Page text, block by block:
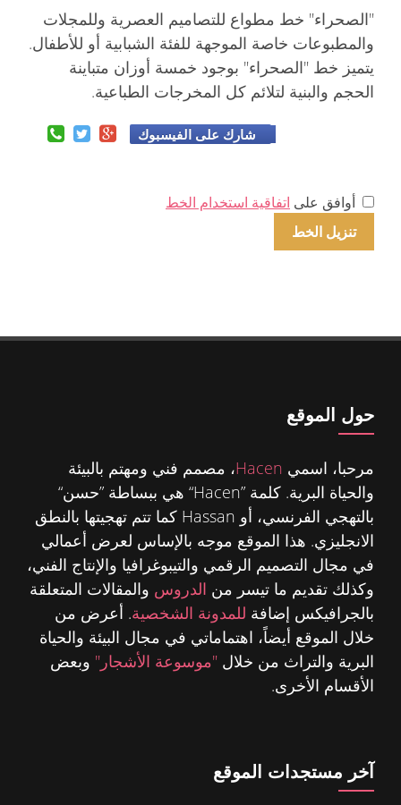
"الصحراء" خط مطواع للتصاميم العصرية وللمجلات
والمطبوعات خاصة الموجهة للفئة الشبابية أو للأطفال.
يتميز خط "الصحراء" بوجود خمسة أوزان متباينة
الحجم والبنية لتلائم كل المخرجات الطباعية.
شارك على الفيسبوك
أوافق على اتفاقية استخدام الخط
حول الموقع
مرحبا، اسمي Hacen، مصمم فني ومهتم بالبيئة
والحياة البرية. كلمة ”Hacen“ هي ببساطة ”حسن“
بالتهجي الفرنسي، أو Hassan كما تتم تهجيتها بالنطق
الانجليزي. هذا الموقع موجه بالإساس لعرض أعمالي
في مجال التصميم الرقمي والتيبوغرافيا والإنتاج الفني،
وكذلك تقديم ما تيسر من الدروس والمقالات المتعلقة
بالجرافيكس إضافة للمدونة الشخصية. أعرض من
خلال الموقع أيضاً، اهتماماتي في مجال البيئة والحياة
البرية والتراث من خلال "موسوعة الأشجار" وبعض
الأقسام الأخرى.
آخر مستجدات الموقع